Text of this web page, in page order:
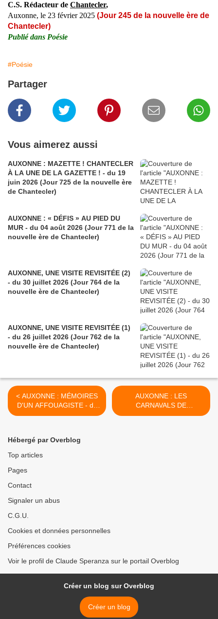
C.S. Rédacteur de Chantecler,
Auxonne, le 23 février 2025 (Jour 245 de la nouvelle ère de
Chantecler)
Publié dans Poésie
#Poésie
Partager
Vous aimerez aussi
AUXONNE : MAZETTE ! CHANTECLER
À LA UNE DE LA GAZETTE ! - du 19
juin 2026 (Jour 725 de la nouvelle ère
de Chantecler)
AUXONNE : « DÉFIS » AU PIED DU
MUR - du 04 août 2026 (Jour 771 de la
nouvelle ère de Chantecler)
AUXONNE, UNE VISITE REVISITÉE (2)
- du 30 juillet 2026 (Jour 764 de la
nouvelle ère de Chantecler)
AUXONNE, UNE VISITE REVISITÉE (1)
- du 26 juillet 2026 (Jour 762 de la
nouvelle ère de Chantecler)
< AUXONNE : MÉMOIRES
D'UN AFFOUAGISTE - du
19 Février 2025 (Jour 241
AUXONNE : LES
CARNAVALS DE
CHANTECLER, HIER ET
Hébergé par Overblog
Top articles
Pages
Contact
Signaler un abus
C.G.U.
Cookies et données personnelles
Préférences cookies
Voir le profil de Claude Speranza sur le portail Overblog
Créer un blog sur Overblog
Créer un blog